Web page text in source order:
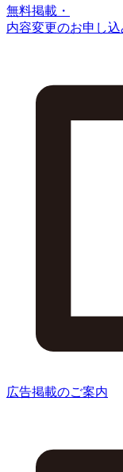
無料掲載・
内容変更のお申し込
広告掲載のご案内